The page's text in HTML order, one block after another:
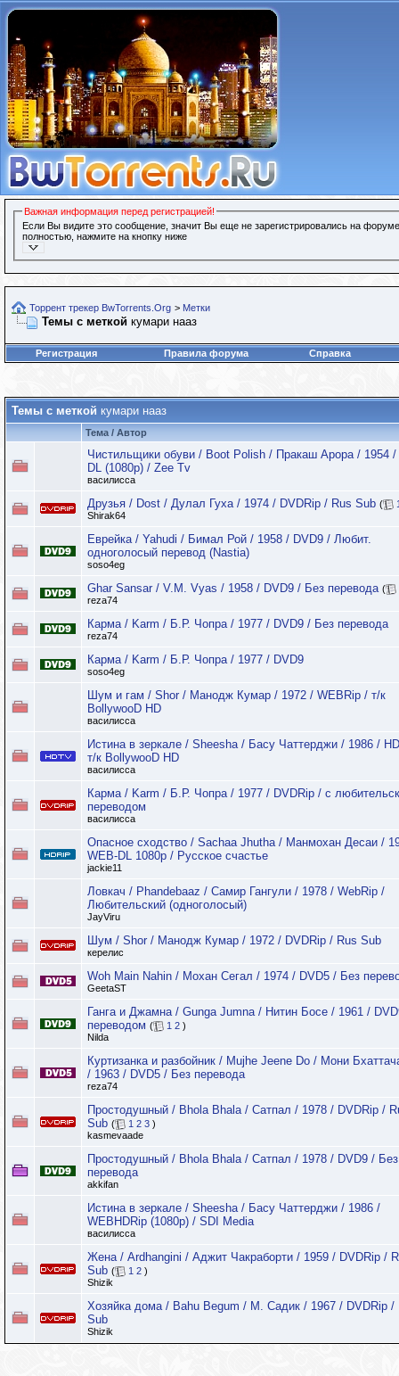
Важная информация перед регистрацией!
Если Вы видите это сообщение, значит Вы еще не зарегистрировались на
полностью, нажмите на кнопку ниже
Торрент трекер BwTorrents.Org > Метки
Темы с меткой кумари нааз
Регистрация Правила форума Справка
Темы с меткой кумари нааз
Тема / Автор
Чистильщики обуви / Boot Polish / Пракаш Арора / 1954 /
DL (1080p) / Zee Tv
василисса
Друзья / Dost / Дулал Гуха / 1974 / DVDRip / Rus Sub (
Shirak64
Еврейка / Yahudi / Бимал Рой / 1958 / DVD9 / Любит.
одноголосый перевод (Nastia)
soso4eg
Ghar Sansar / V.M. Vyas / 1958 / DVD9 / Без перевода (
reza74
Карма / Karm / Б.Р. Чопра / 1977 / DVD9 / Без перевода
reza74
Карма / Karm / Б.Р. Чопра / 1977 / DVD9
soso4eg
Шум и гам / Shor / Манодж Кумар / 1972 / WEBRip / т/к
BollywooD HD
василисса
Истина в зеркале / Sheesha / Басу Чаттерджи / 1986 /
т/к BollywooD HD
василисса
Карма / Karm / Б.Р. Чопра / 1977 / DVDRip / с
переводом
василисса
Опасное сходство / Sachaa Jhutha / Манмохан Десаи /
WEB-DL 1080p / Русское счастье
jackie11
Ловкач / Phandebaaz / Самир Гангули / 1978 / WebRip /
Любительский (одноголосый)
JayViru
Шум / Shor / Манодж Кумар / 1972 / DVDRip / Rus Sub
керелис
Woh Main Nahin / Мохан Сегал / 1974 / DVD5 / Без
GeetaST
Ганга и Джамна / Gunga Jumna / Нитин Босе / 1961 /
переводом ( 1 2 )
Nilda
Куртизанка и разбойник / Mujhe Jeene Do / Мони
/ 1963 / DVD5 / Без перевода
reza74
Простодушный / Bhola Bhala / Сатпал / 1978 / DVDRip /
Sub ( 1 2 3 )
kasmevaade
Простодушный / Bhola Bhala / Сатпал / 1978 / DVD9 / Без
перевода
akkifan
Истина в зеркале / Sheesha / Басу Чаттерджи / 1986 /
WEBHDRip (1080p) / SDI Media
василисса
Жена / Ardhangini / Аджит Чакраборти / 1959 / DVDRip /
Sub ( 1 2 )
Shizik
Хозяйка дома / Bahu Begum / М. Садик / 1967 / DVDRip /
Sub
Shizik